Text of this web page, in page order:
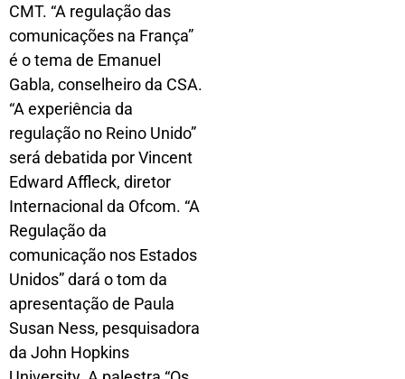
CMT. “A regulação das
comunicações na França”
é o tema de Emanuel
Gabla, conselheiro da CSA.
“A experiência da
regulação no Reino Unido”
será debatida por Vincent
Edward Affleck, diretor
Internacional da Ofcom. “A
Regulação da
comunicação nos Estados
Unidos” dará o tom da
apresentação de Paula
Susan Ness, pesquisadora
da John Hopkins